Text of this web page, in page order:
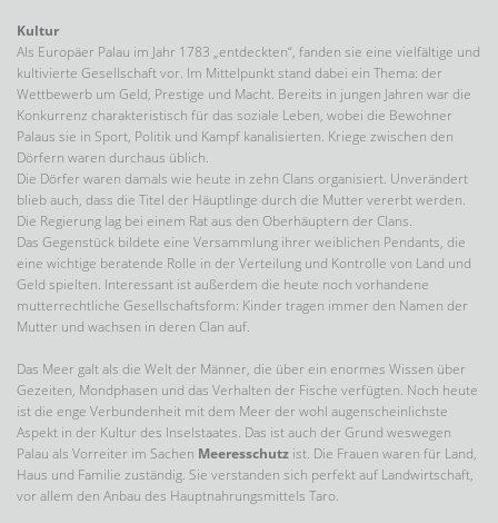
Kultur
Als Europäer Palau im Jahr 1783 „entdeckten“, fanden sie eine vielfältige und
kultivierte Gesellschaft vor. Im Mittelpunkt stand dabei ein Thema: der
Wettbewerb um Geld, Prestige und Macht. Bereits in jungen Jahren war die
Konkurrenz charakteristisch für das soziale Leben, wobei die Bewohner
Palaus sie in Sport, Politik und Kampf kanalisierten. Kriege zwischen den
Dörfern waren durchaus üblich.
Die Dörfer waren damals wie heute in zehn Clans organisiert. Unverändert
blieb auch, dass die Titel der Häuptlinge durch die Mutter vererbt werden.
Die Regierung lag bei einem Rat aus den Oberhäuptern der Clans.
Das Gegenstück bildete eine Versammlung ihrer weiblichen Pendants, die
eine wichtige beratende Rolle in der Verteilung und Kontrolle von Land und
Geld spielten. Interessant ist außerdem die heute noch vorhandene
mutterrechtliche Gesellschaftsform: Kinder tragen immer den Namen der
Mutter und wachsen in deren Clan auf.
Das Meer galt als die Welt der Männer, die über ein enormes Wissen über
Gezeiten, Mondphasen und das Verhalten der Fische verfügten. Noch heute
ist die enge Verbundenheit mit dem Meer der wohl augenscheinlichste
Aspekt in der Kultur des Inselstaates. Das ist auch der Grund weswegen
Palau als Vorreiter im Sachen Meeresschutz ist. Die Frauen waren für Land,
Haus und Familie zuständig. Sie verstanden sich perfekt auf Landwirtschaft,
vor allem den Anbau des Hauptnahrungsmittels Taro.